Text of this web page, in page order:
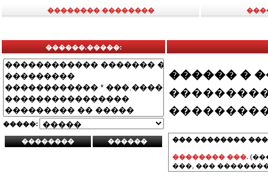
�������� ��������
������.�����:
�����:
������ �
��� ��������
�������� ���.
���, ���